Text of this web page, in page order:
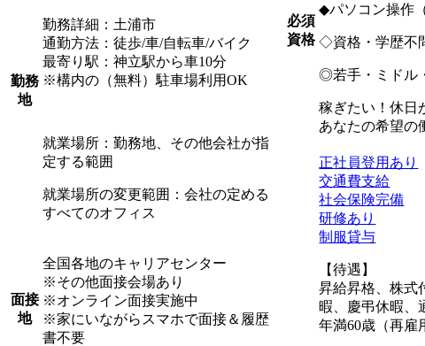
勤務
地
勤務詳細：土浦市
通勤方法：徒歩/車/自転車/バイク
最寄り駅：神立駅から車10分
※構内の（無料）駐車場利用OK
就業場所：勤務地、その他会社が指
定する範囲
就業場所の変更範囲：会社の定める
すべてのオフィス
面接
地
全国各地のキャリアセンター
※その他面接会場あり
※オンライン面接実施中
※家にいながらスマホで面接＆履歴
書不要
必須
資格
◆パソコン操作
◇資格・学歴不
◎若手・ミドル
稼ぎたい！休日
あなたの希望の
正社員登用あり
交通費支給
社会保険完備
研修あり
制服貸与
【待遇】
昇給昇格、株式
暇、慶弔休暇、
年満60歳（再雇